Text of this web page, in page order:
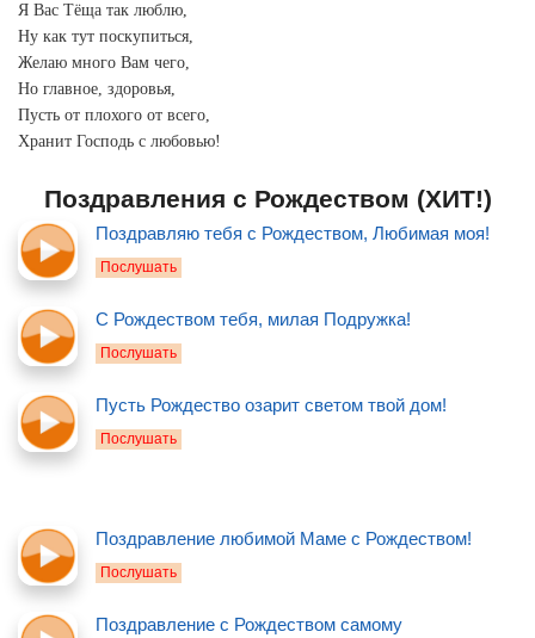
Я Вас Тёща так люблю,
Ну как тут поскупиться,
Желаю много Вам чего,
Но главное, здоровья,
Пусть от плохого от всего,
Хранит Господь с любовью!
Поздравления с Рождеством (ХИТ!)
Поздравляю тебя с Рождеством, Любимая моя!
Послушать
С Рождеством тебя, милая Подружка!
Послушать
Пусть Рождество озарит светом твой дом!
Послушать
Поздравление любимой Маме с Рождеством!
Послушать
Поздравление с Рождеством самому